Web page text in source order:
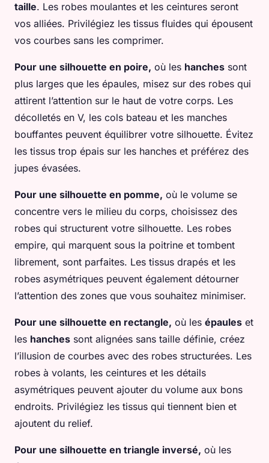
taille. Les robes moulantes et les ceintures seront
vos alliées. Privilégiez les tissus fluides qui épousent
vos courbes sans les comprimer.
Pour une silhouette en poire, où les hanches sont
plus larges que les épaules, misez sur des robes qui
attirent l’attention sur le haut de votre corps. Les
décolletés en V, les cols bateau et les manches
bouffantes peuvent équilibrer votre silhouette. Évitez
les tissus trop épais sur les hanches et préférez des
jupes évasées.
Pour une silhouette en pomme, où le volume se
concentre vers le milieu du corps, choisissez des
robes qui structurent votre silhouette. Les robes
empire, qui marquent sous la poitrine et tombent
librement, sont parfaites. Les tissus drapés et les
robes asymétriques peuvent également détourner
l’attention des zones que vous souhaitez minimiser.
Pour une silhouette en rectangle, où les épaules et
les hanches sont alignées sans taille définie, créez
l’illusion de courbes avec des robes structurées. Les
robes à volants, les ceintures et les détails
asymétriques peuvent ajouter du volume aux bons
endroits. Privilégiez les tissus qui tiennent bien et
ajoutent du relief.
Pour une silhouette en triangle inversé, où les